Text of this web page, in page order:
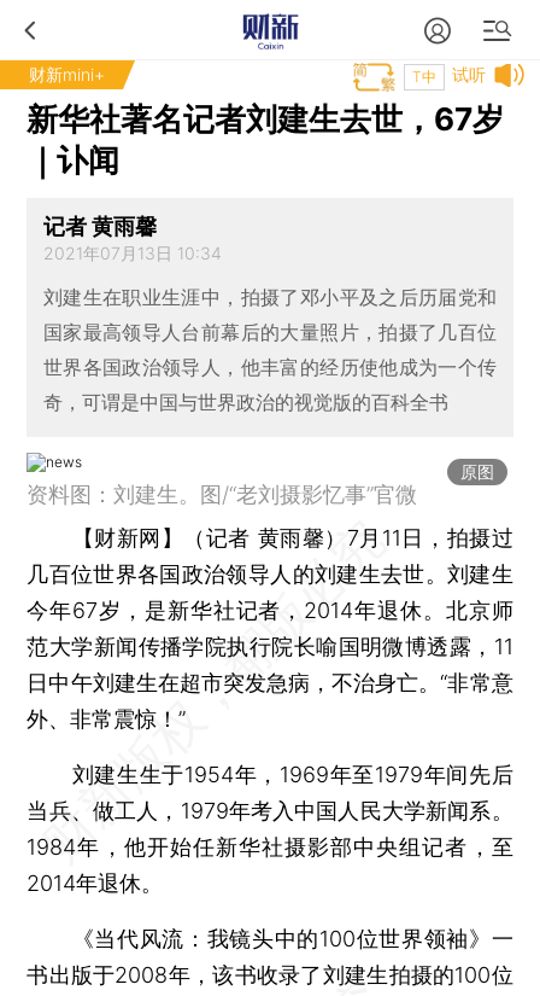
财新mini+ 试听
T中
新华社著名记者刘建生去世，67岁
｜讣闻
记者 黄雨馨
2021年07月13日 10:34
刘建生在职业生涯中，拍摄了邓小平及之后历届党和
国家最高领导人台前幕后的大量照片，拍摄了几百位
世界各国政治领导人，他丰富的经历使他成为一个传
奇，可谓是中国与世界政治的视觉版的百科全书
原图
资料图：刘建生。图/“老刘摄影忆事”官微
【财新网】（记者 黄雨馨） 7月11日，拍摄过
几百位世界各国政治领导人的刘建生去世。刘建生
今年67岁，是新华社记者，2014年退休。北京师
范大学新闻传播学院执行院长喻国明微博透露，11
日中午刘建生在超市突发急病，不治身亡。“非常意
外、非常震惊！”
刘建生生于1954年，1969年至1979年间先后
当兵、做工人，1979年考入中国人民大学新闻系。
1984年，他开始任新华社摄影部中央组记者，至
2014年退休。
《当代风流：我镜头中的100位世界领袖》一
书出版于2008年，该书收录了刘建生拍摄的100位